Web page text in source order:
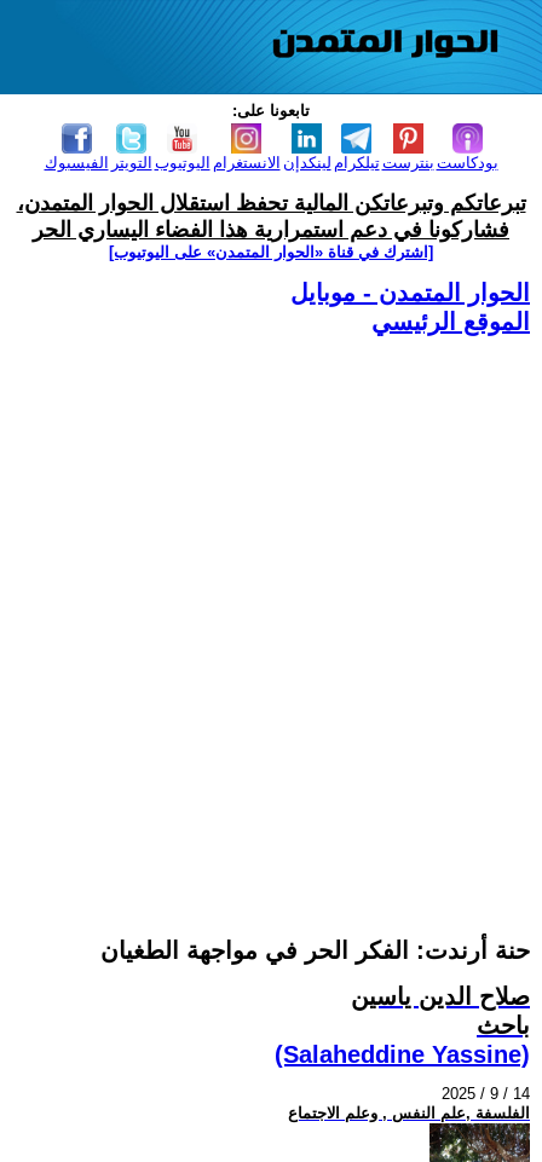
تابعونا على:
الفيسبوك التويتر اليوتيوب الانستغرام لينكدإن تيلكرامبنترست بودكاست
تبرعاتكم وتبرعاتكن المالية تحفظ استقلال الحوار المتمدن،
فشاركونا في دعم استمرارية هذا الفضاء اليساري الحر
[اشترك في قناة ‫«الحوار المتمدن» على اليوتيوب]
الحوار المتمدن - موبايل
الموقع الرئيسي
حنة أرندت: الفكر الحر في مواجهة الطغيان
صلاح الدين ياسين
باحث
(Salaheddine Yassine)
2025 / 9 / 14
الفلسفة ,علم النفس , وعلم الاجتماع